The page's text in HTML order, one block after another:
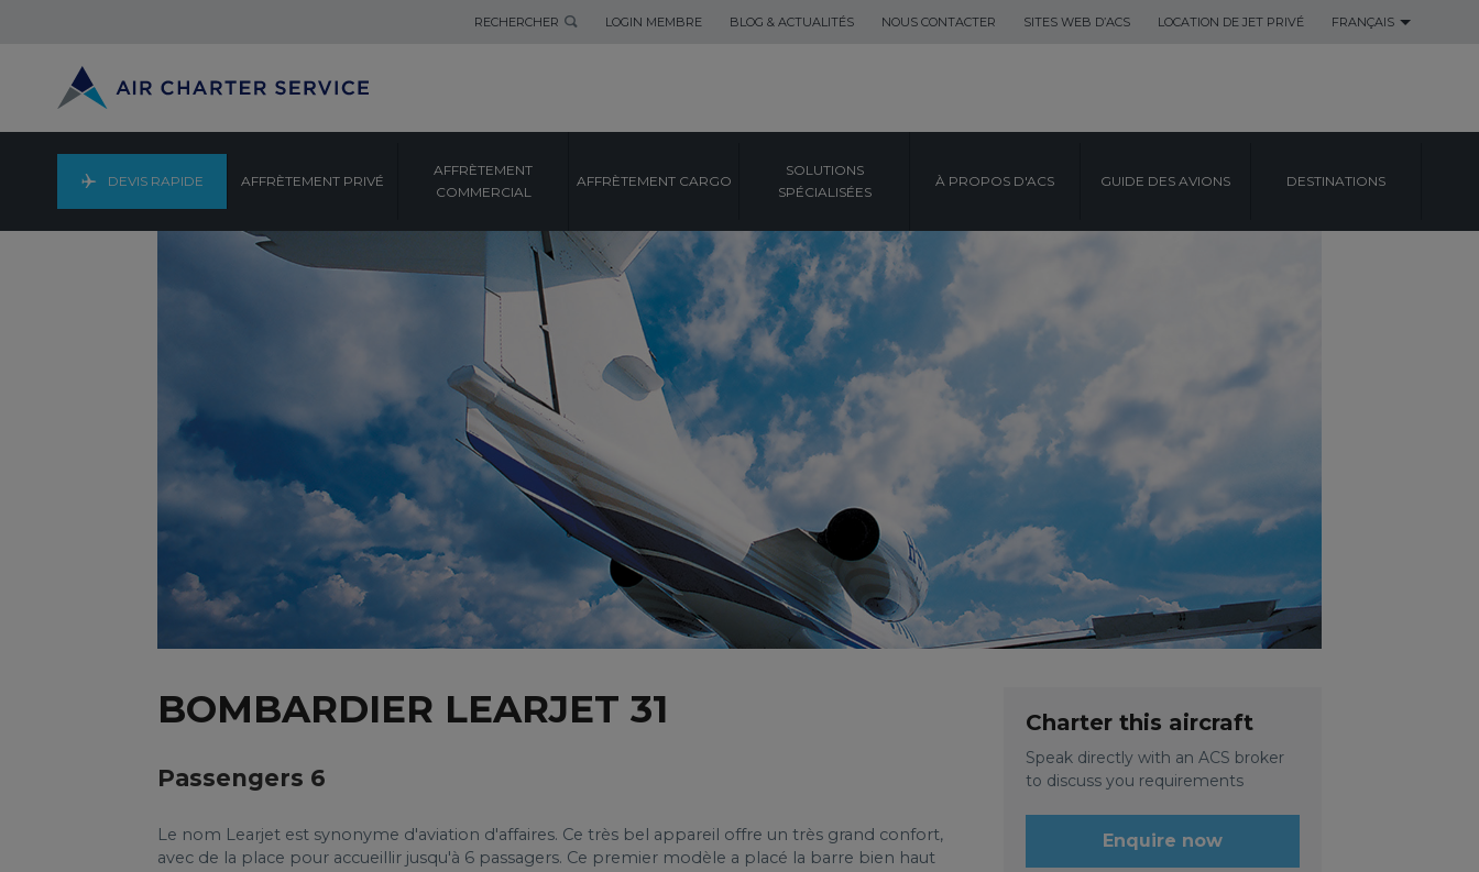
RECHERCHER LOGIN MEMBRE BLOG & ACTUALITÉS NOUS CONTACTER SITES WEB D’ACS LOCATION DE JET PRIVÉ FRANÇAIS
DEVIS RAPIDE AFFRÈTEMENT PRIVÉ
AFFRÈTEMENT
COMMERCIAL
AFFRÈTEMENT CARGO
SOLUTIONS
SPÉCIALISÉES
À PROPOS D'ACS GUIDE DES AVIONS DESTINATIONS
BOMBARDIER LEARJET 31
Passengers 6
Le nom Learjet est synonyme d'aviation d'affaires. Ce très bel appareil offre un très grand confort,
avec de la place pour accueillir jusqu'à 6 passagers. Ce premier modèle a placé la barre bien haut
Charter this aircraft
Speak directly with an ACS broker
to discuss you requirements
Enquire now